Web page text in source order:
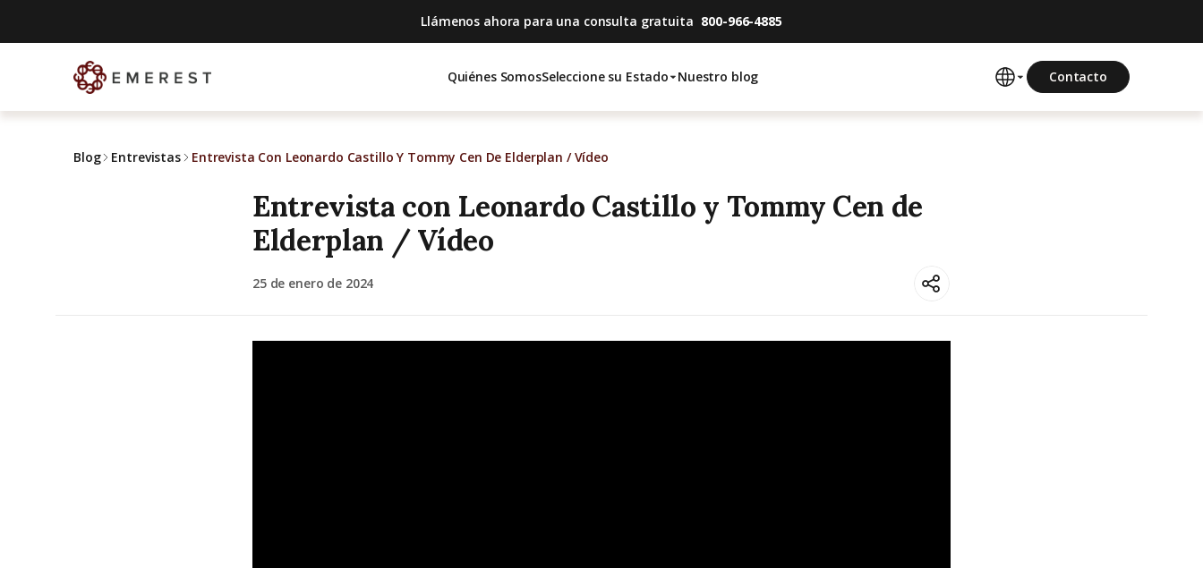
Llámenos ahora para una consulta gratuita 800-966-4885
Quiénes SomosSeleccione su Estado Nuestro blog Contacto
Blog Entrevistas Entrevista Con Leonardo Castillo Y Tommy Cen De Elderplan / Vídeo
Entrevista con Leonardo Castillo y Tommy Cen de
Elderplan / Vídeo
25 de enero de 2024